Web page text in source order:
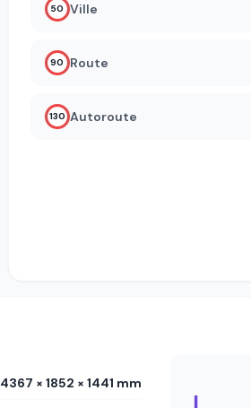
50 Ville
90 Route
130 Autoroute
4367 × 1852 × 1441 mm